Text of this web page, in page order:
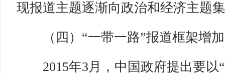
现报道主题逐渐向政治和经济主题
（四）“一带一路”报道框架增加
2015年3月，中国政府提出要以